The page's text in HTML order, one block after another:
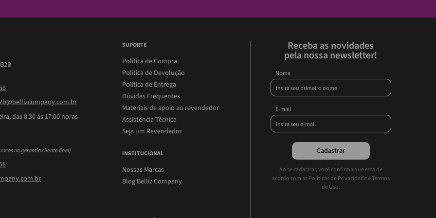
das 8:30 às 17:00 horas
na garantia cliente final)
SUPORTE
Política de Compra
Política de Devolução
Política de Entrega
Dúvidas Frequentes
Materiais de apoio ao revendedor
Assistência Técnica
Seja um Revendedor
INSTITUCIONAL
Nossas Marcas
Blog Belliz Company
Receba as novidades
pela nossa newsletter!
Nome
E-mail
Cadastrar
Ao se cadastrar, você confirma que está de
acordo com as Políticas de Privacidade e Termos
de Uso.